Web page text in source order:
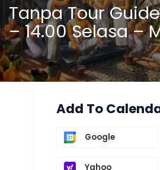
Tanpa Tour
– 14.00 Selasa –
Add To
Google
Yahoo